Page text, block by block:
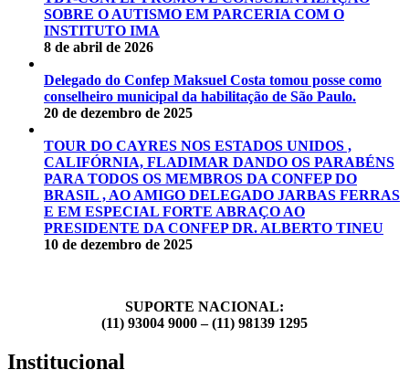
SOBRE O AUTISMO EM PARCERIA COM O
INSTITUTO IMA
8 de abril de 2026
Delegado do Confep Maksuel Costa tomou posse como
conselheiro municipal da habilitação de São Paulo.
20 de dezembro de 2025
TOUR DO CAYRES NOS ESTADOS UNIDOS ,
CALIFÓRNIA, FLADIMAR DANDO OS PARABÉNS
PARA TODOS OS MEMBROS DA CONFEP DO
BRASIL , AO AMIGO DELEGADO JARBAS FERRAS
E EM ESPECIAL FORTE ABRAÇO AO
PRESIDENTE DA CONFEP DR. ALBERTO TINEU
10 de dezembro de 2025
SUPORTE NACIONAL:
(11) 93004 9000 – (11) 98139 1295
Institucional